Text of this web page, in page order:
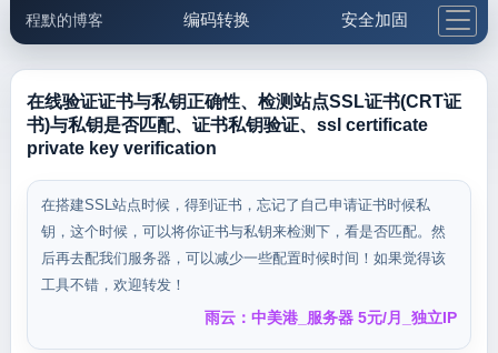
程默的博客 编码转换 安全加固
邮件工具 生活便民 更多工具
5.1支付宝大红包
在线验证证书与私钥正确性、检测站点SSL证书(CRT证
书)与私钥是否匹配、证书私钥验证、ssl certificate
private key verification
在搭建SSL站点时候，得到证书，忘记了自己申请证书时候私
钥，这个时候，可以将你证书与私钥来检测下，看是否匹配。然
后再去配我们服务器，可以减少一些配置时候时间！如果觉得该
工具不错，欢迎转发！
雨云：中美港_服务器 5元/月_独立IP